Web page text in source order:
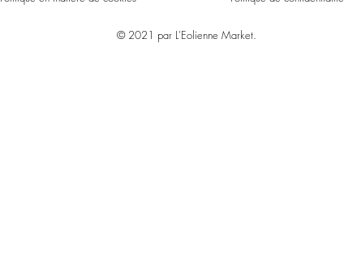
© 2021 par L'Eolienne Market.